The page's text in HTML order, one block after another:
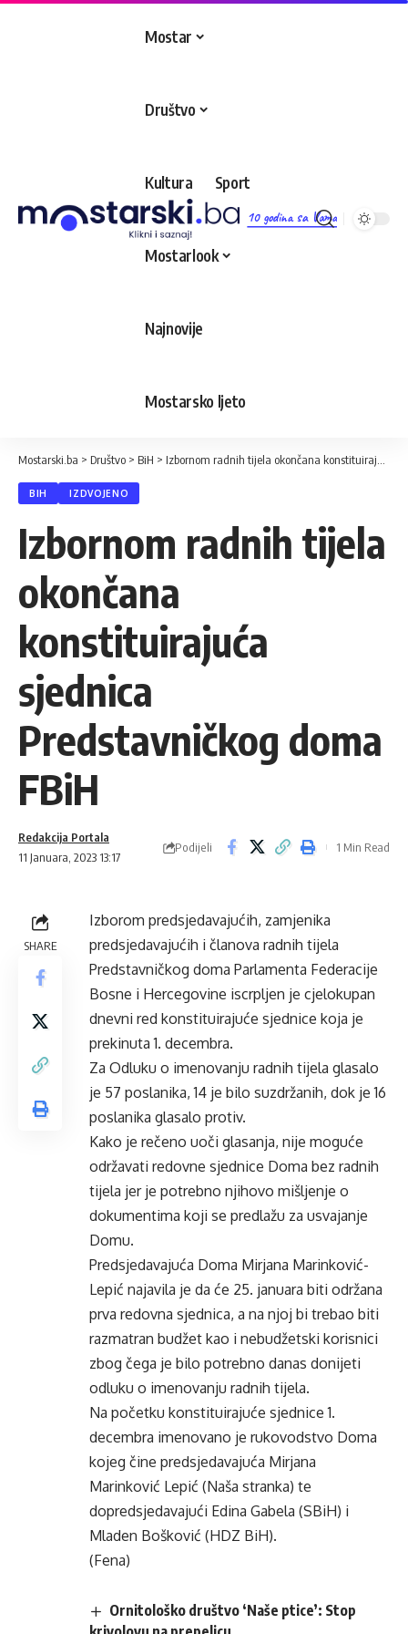
10 godina sa Vama
Mostar
Društvo
Kultura Sport
Mostarlook
Najnovije
Mostarsko ljeto
Mostarski.ba > Društvo > BiH > Izbornom radnih tijela okončana konstituirajuća sjednica Predstavničkog doma FBiH
BIH IZDVOJENO
Izbornom radnih tijela
okončana
konstituirajuća
sjednica
Predstavničkog doma
FBiH
11 Januara, 2023 13:17
Redakcija Portala
Podijeli 1 Min Read
SHARE
Izborom predsjedavajućih, zamjenika
predsjedavajućih i članova radnih tijela
Predstavničkog doma Parlamenta Federacije
Bosne i Hercegovine iscrpljen je cjelokupan
dnevni red konstituirajuće sjednice koja je
prekinuta 1. decembra.
Za Odluku o imenovanju radnih tijela glasalo
je 57 poslanika, 14 je bilo suzdržanih, dok je 16
poslanika glasalo protiv.
Kako je rečeno uoči glasanja, nije moguće
održavati redovne sjednice Doma bez radnih
tijela jer je potrebno njihovo mišljenje o
dokumentima koji se predlažu za usvajanje
Domu.
Predsjedavajuća Doma Mirjana Marinković-
Lepić najavila je da će 25. januara biti održana
prva redovna sjednica, a na njoj bi trebao biti
razmatran budžet kao i nebudžetski korisnici
zbog čega je bilo potrebno danas donijeti
odluku o imenovanju radnih tijela.
Na početku konstituirajuće sjednice 1.
decembra imenovano je rukovodstvo Doma
kojeg čine predsjedavajuća Mirjana
Marinković Lepić (Naša stranka) te
dopredsjedavajući Edina Gabela (SBiH) i
Mladen Bošković (HDZ BiH).
(Fena)
Ornitološko društvo ‘Naše ptice’: Stop